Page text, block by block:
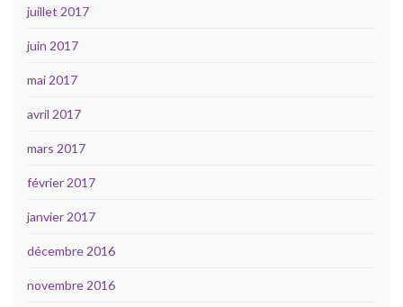
juillet 2017
juin 2017
mai 2017
avril 2017
mars 2017
février 2017
janvier 2017
décembre 2016
novembre 2016